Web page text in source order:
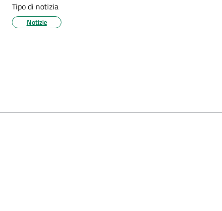
Tipo di notizia
Notizie